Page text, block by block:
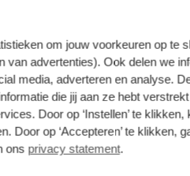
om jouw voorkeuren op te
van advertenties). Ook delen we
media, adverteren en analyse.
die jij aan ze hebt
Door op ‘Instellen’ te klikken,
Door op ‘Accepteren’ te klikken,
ons privacy statement.